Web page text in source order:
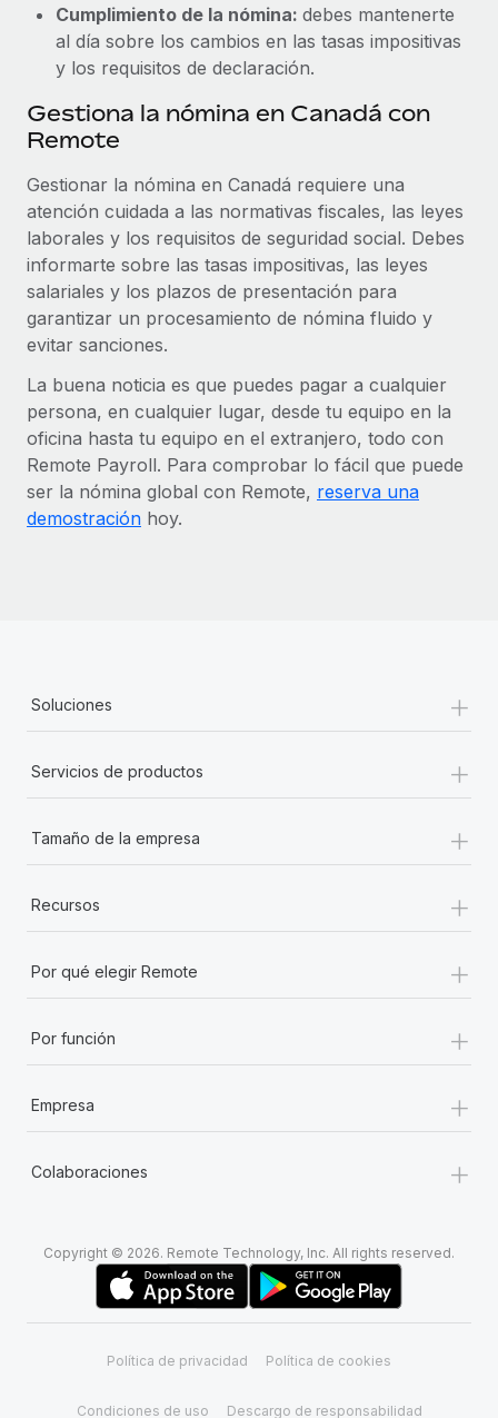
Cumplimiento de la nómina: debes mantenerte
al día sobre los cambios en las tasas impositivas
y los requisitos de declaración.
Gestiona la nómina en Canadá con
Remote
Gestionar la nómina en Canadá requiere una
atención cuidada a las normativas fiscales, las leyes
laborales y los requisitos de seguridad social. Debes
informarte sobre las tasas impositivas, las leyes
salariales y los plazos de presentación para
garantizar un procesamiento de nómina fluido y
evitar sanciones.
La buena noticia es que puedes pagar a cualquier
persona, en cualquier lugar, desde tu equipo en la
oficina hasta tu equipo en el extranjero, todo con
Remote Payroll. Para comprobar lo fácil que puede
ser la nómina global con Remote, reserva una
demostración hoy.
Soluciones +
Servicios de productos +
Tamaño de la empresa +
Recursos +
Por qué elegir Remote +
Por función +
Empresa +
Colaboraciones +
Copyright © 2026. Remote Technology, Inc. All rights reserved.
Política de privacidad Política de cookies
Condiciones de uso Descargo de responsabilidad